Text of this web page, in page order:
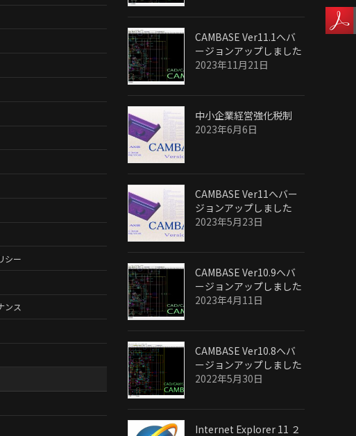
シー
ンス
CAMBASE Ver11.1へバ
ージョンアップしました
2023年11月21日
中小企業経営強化税制
2023年6月6日
CAMBASE Ver11へバー
ジョンアップしました
2023年5月23日
CAMBASE Ver10.9へバ
ージョンアップしました
2023年4月11日
CAMBASE Ver10.8へバ
ージョンアップしました
2022年5月30日
Internet Explorer 11 ２